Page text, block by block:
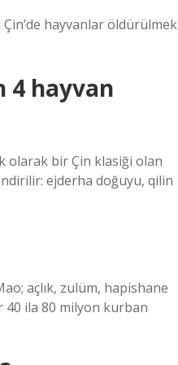
hayvanlar öldürülmek
4 hayvan
olarak bir Çin klasiği olan
ejderha doğuyu, qilin
açlık, zulüm, hapishane
40 ila 80 milyon kurban